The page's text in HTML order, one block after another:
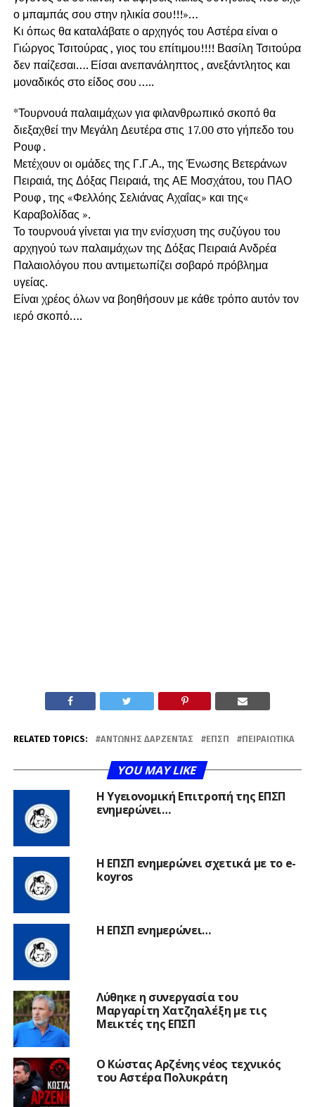
ο μπαμπάς σου στην ηλικία σου!!!»…
Κι όπως θα καταλάβατε ο αρχηγός του Αστέρα είναι ο
Γιώργος Τσιτούρας , γιος του επίτιμου!!!! Βασίλη Τσιτούρα
δεν παίζεσαι…. Είσαι ανεπανάληπτος , ανεξάντλητος και
μοναδικός στο είδος σου …..
*Τουρνουά παλαιμάχων για φιλανθρωπικό σκοπό θα
διεξαχθεί την Μεγάλη Δευτέρα στις 17.00 στο γήπεδο του
Ρουφ .
Μετέχουν οι ομάδες της Γ.Γ.Α., της Ένωσης Βετεράνων
Πειραιά, της Δόξας Πειραιά, της ΑΕ Μοσχάτου, του ΠΑΟ
Ρουφ , της «Φελλόης Σελιάνας Αχαΐας» και της«
Καραβολίδας ».
Το τουρνουά γίνεται για την ενίσχυση της συζύγου του
αρχηγού των παλαιμάχων της Δόξας Πειραιά Ανδρέα
Παλαιολόγου που αντιμετωπίζει σοβαρό πρόβλημα
υγείας.
Είναι χρέος όλων να βοηθήσουν με κάθε τρόπο αυτόν τον
ιερό σκοπό….
RELATED TOPICS: ΑΝΤΏΝΗΣ ΔΑΡΖΈΝΤΑΣ ΕΠΣΠ ΠΕΙΡΑΙΏΤΙΚΑ
YOU MAY LIKE
Η Υγειονομική Επιτροπή της ΕΠΣΠ
ενημερώνει…
Η ΕΠΣΠ ενημερώνει σχετικά με το e-
koyros
Η ΕΠΣΠ ενημερώνει…
Λύθηκε η συνεργασία του
Μαργαρίτη Χατζηαλέξη με τις
Μεικτές της ΕΠΣΠ
Ο Κώστας Αρζένης νέος τεχνικός
του Αστέρα Πολυκράτη